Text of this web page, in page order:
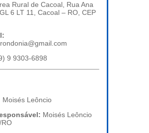
Rural de Cacoal, Rua Ana
6 LT 11, Cacoal – RO, CEP
9 9303-6898
Moisés Leôncio
Moisés Leôncio